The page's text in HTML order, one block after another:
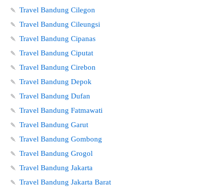
🍡 Travel Bandung Cilegon
🍡 Travel Bandung Cileungsi
🍡 Travel Bandung Cipanas
🍡 Travel Bandung Ciputat
🍡 Travel Bandung Cirebon
🍡 Travel Bandung Depok
🍡 Travel Bandung Dufan
🍡 Travel Bandung Fatmawati
🍡 Travel Bandung Garut
🍡 Travel Bandung Gombong
🍡 Travel Bandung Grogol
🍡 Travel Bandung Jakarta
🍡 Travel Bandung Jakarta Barat